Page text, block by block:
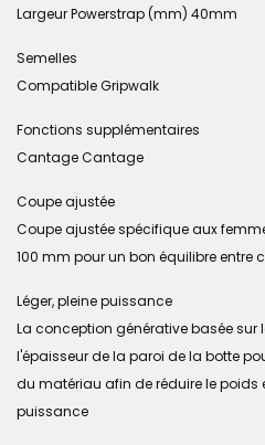
Largeur Powerstrap (mm) 40mm
Semelles
Compatible Gripwalk
Fonctions supplémentaires
Cantage Cantage
Coupe ajustée
Coupe ajustée spécifique aux
100 mm pour un bon équilibre entre
Léger, pleine puissance
La conception générative basée sur
l'épaisseur de la paroi de la botte
du matériau afin de réduire le poids
puissance